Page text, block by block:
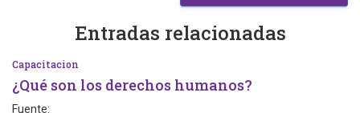
Entradas relacionadas
Capacitacion
¿Qué son los derechos humanos?
Fuente: